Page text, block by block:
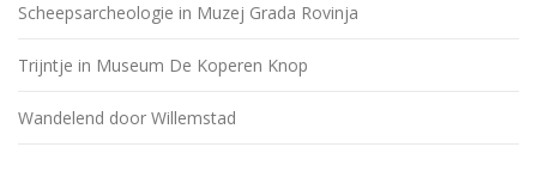
Scheepsarcheologie in Muzej Grada Rovinja
Trijntje in Museum De Koperen Knop
Wandelend door Willemstad